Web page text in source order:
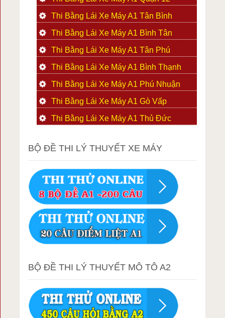
Thi Bằng Lái Xe Máy A1 Tân Bình
Thi Bằng Lái Xe Máy A1 Bình Tân
Thi Bằng Lái Xe Máy A1 Tân Phú
Thi Bằng Lái Xe Máy A1 Bình Thạnh
Thi Bằng Lái Xe Máy A1 Phú Nhuận
Thi Bằng Lái Xe Máy A1 Gò Vấp
Thi Bằng Lái Xe Máy A1 Thủ Đức
BỘ ĐỀ THI LÝ THUYẾT XE MÁY
BỘ ĐỀ THI LÝ THUYẾT MÔ TÔ A2